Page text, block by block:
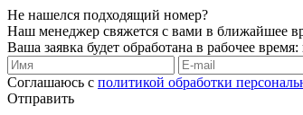
Не нашелся подходящий номер?
Наш менеджер свяжется с вами в ближайшее
Ваша заявка будет обработана в рабочее
Соглашаюсь с политикой обработки
Отправить